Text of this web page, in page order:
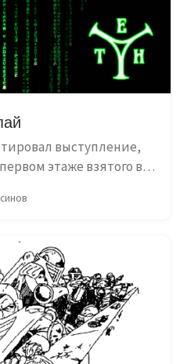
выступление,
этаже взятого в
с дурацкой